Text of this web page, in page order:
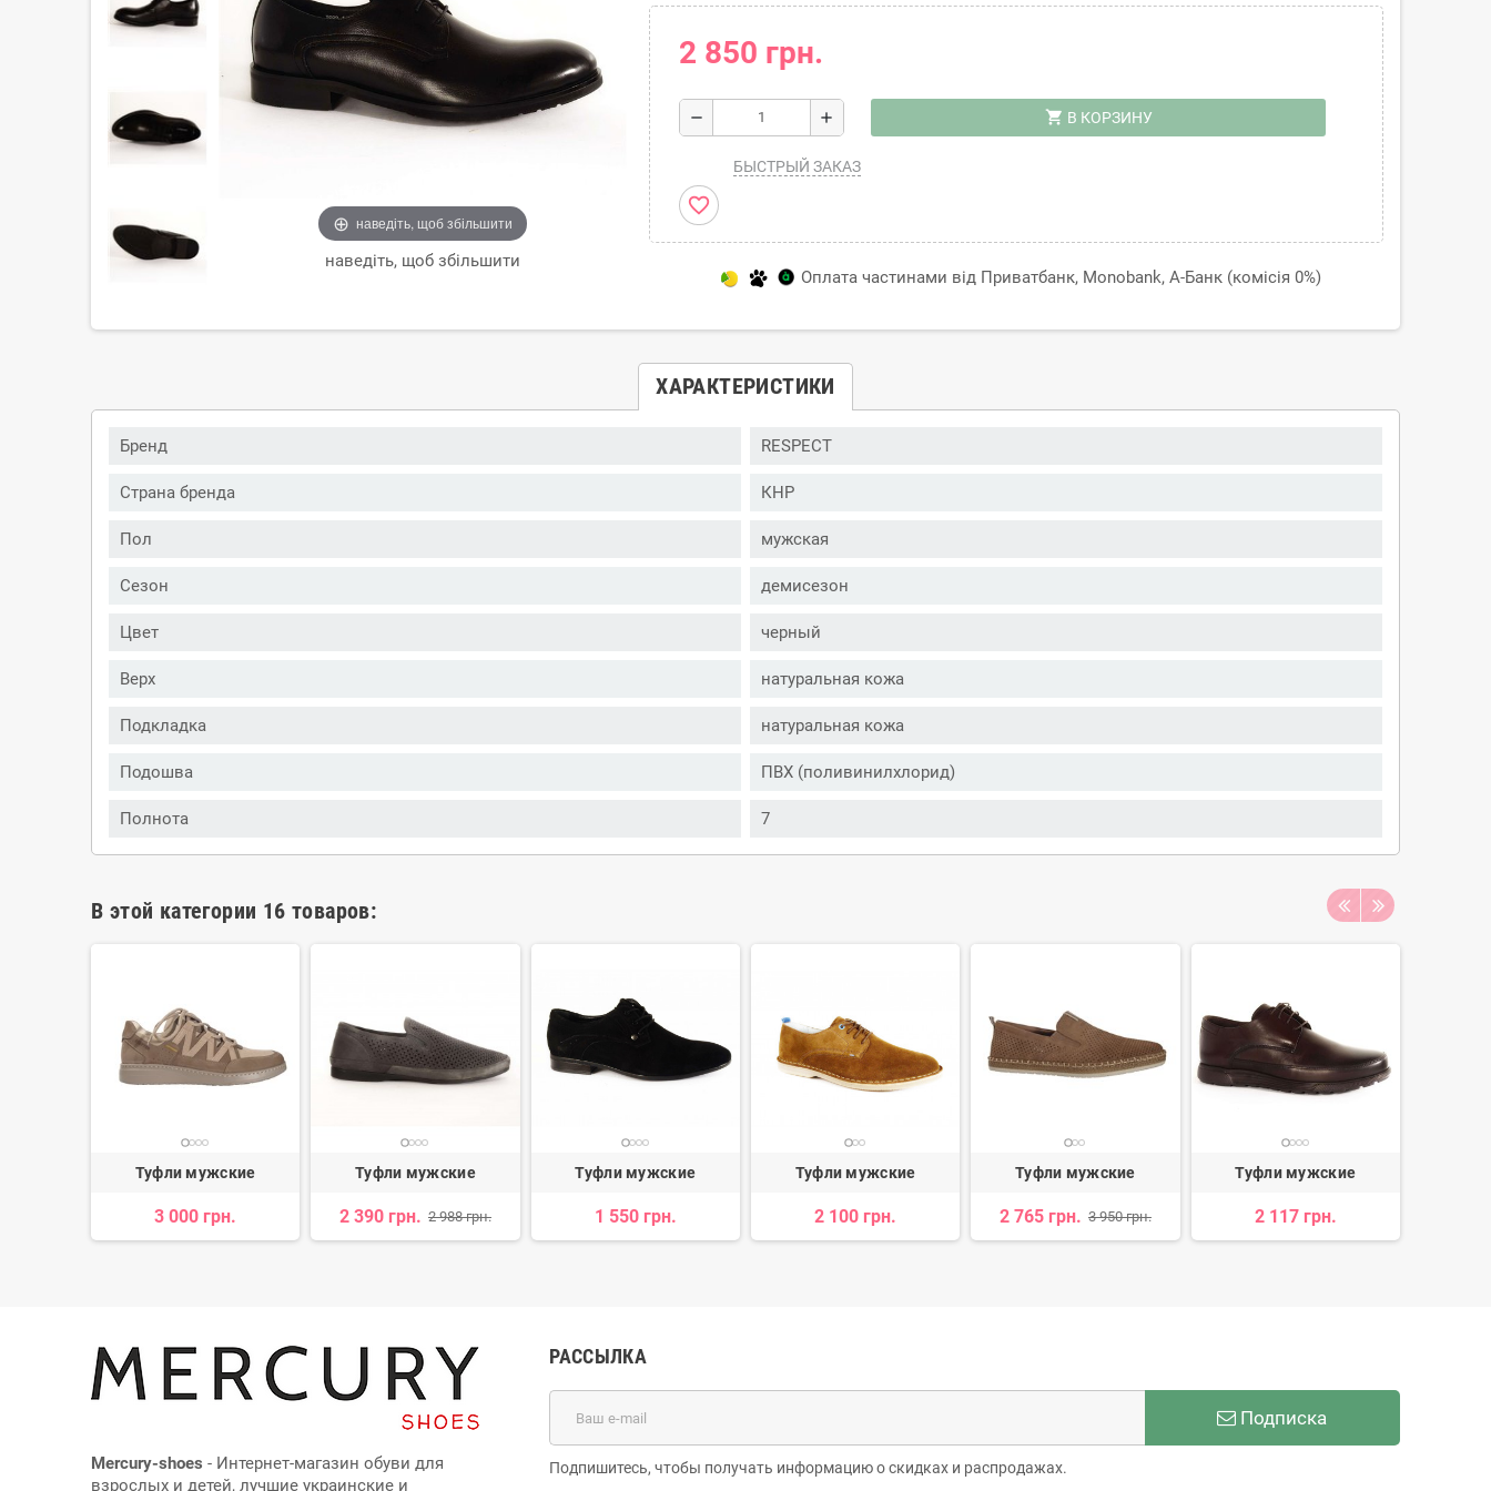
наведіть, щоб збільшити
наведіть, щоб збільшити
2 850 грн.
remove add shopping_cart В КОРЗИНУ
БЫСТРЫЙ ЗАКАЗ
favorite_border
Оплата частинами від Приватбанк, Monobank, А-Банк (комісія 0%)
ХАРАКТЕРИСТИКИ
Бренд RESPECT
Страна бренда КНР
Пол мужская
Сезон демисезон
Цвет черный
Верх натуральная кожа
Подкладка натуральная кожа
Подошва ПВХ (поливинилхлорид)
Полнота 7
В этой категории 16 товаров:
Туфли мужские
3 000 грн.
Туфли мужские
2 390 грн. 2 988 грн.
Туфли мужские
1 550 грн.
Туфли мужские
2 100 грн.
Туфли мужские
2 765 грн. 3 950 грн.
Туфли мужские
2 117 грн.
Mercury-shoes - Интернет-магазин обуви для
взрослых и детей, лучшие украинские и
РАССЫЛКА
Подписка
Подпишитесь, чтобы получать информацию о скидках и распродажах.